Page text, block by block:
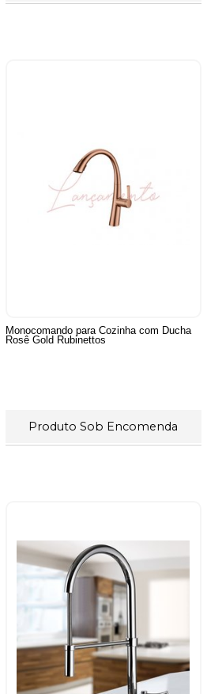
Monocomando para Cozinha com Ducha
Rosê Gold Rubinettos
Produto Sob Encomenda